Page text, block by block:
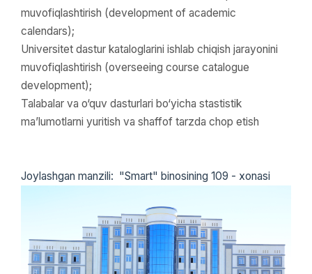
muvofiqlashtirish (development of academic
calendars);
Universitet dastur kataloglarini ishlab chiqish jarayonini
muvofiqlashtirish (overseeing course catalogue
development);
Talabalar va o‘quv dasturlari bo‘yicha stastistik
ma’lumotlarni yuritish va shaffof tarzda chop etish
Joylashgan manzili: "Smart" binosining 109 - xonasi